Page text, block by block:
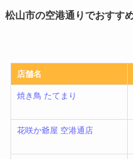
松山市の空港通りでおすす
店舗名
焼き鳥 たてまり
花咲か爺屋 空港通店